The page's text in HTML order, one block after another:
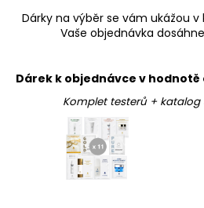
Dárky na výběr se vám ukážou
Vaše objednávka
Dárek k objednávce v hodnotě
Komplet testerů +